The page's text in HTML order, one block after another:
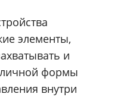
элементы,
и
формы
внутри